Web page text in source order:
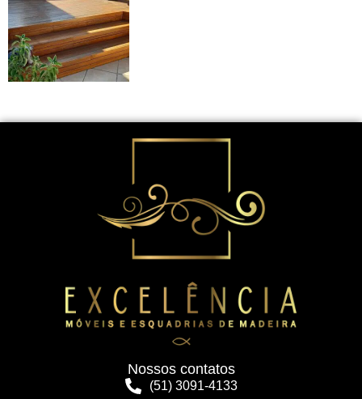
Nossos contatos
(51) 3091-4133